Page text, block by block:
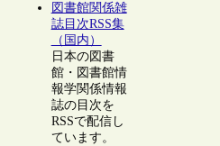
図書館関係雑
誌目次RSS集
（国内）
日本の図書
館・図書館情
報学関係情報
誌の目次を
RSSで配信し
ています。